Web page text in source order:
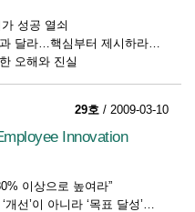
성공 열쇠
달라…핵심부터 제시하라
오해와 진실
29호 / 2009-03-10
Innovation
이상으로 높여라”
선’이 아니라 ‘목표 달성’